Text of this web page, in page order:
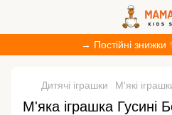
→ Постійні знижки
Дитячі іграшки М'які
М'яка іграшка Гусині